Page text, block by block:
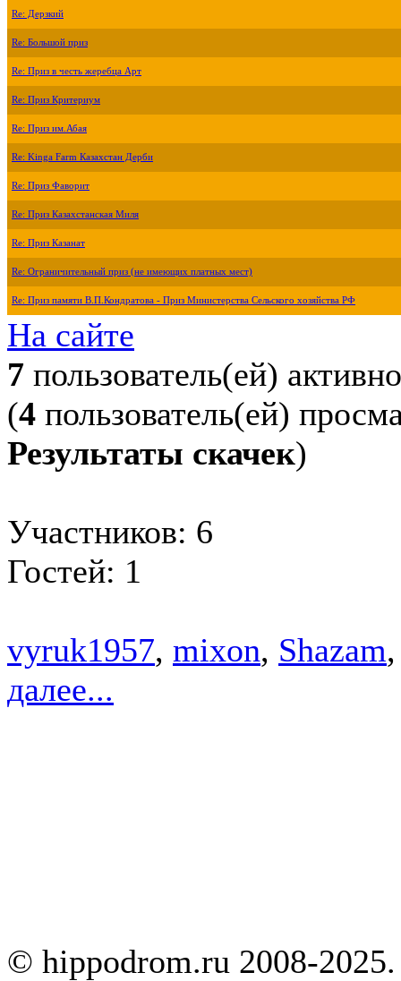
Re: Дерзкий
Re: Большой приз
Re: Приз в честь жеребца Арт
Re: Приз Критериум
Re: Приз им.Абая
Re: Kinga Farm Казахстан Дерби
Re: Приз Фаворит
Re: Приз Казахстанская Миля
Re: Приз Казанат
Re: Ограничительный приз (не имеющих платных мест)
Re: Приз памяти В.П.Кондратова - Приз Министерства Сельского хозяйства РФ
На сайте
7 пользователь(ей) активно
(4 пользователь(ей)
Результаты скачек)
Участников: 6
Гостей: 1
vyruk1957, mixon, Shazam
далее...
© hippodrom.ru 2008-